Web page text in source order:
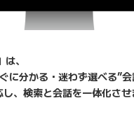
、
分かる・迷わず選べる”
、検索と会話を一体化させ